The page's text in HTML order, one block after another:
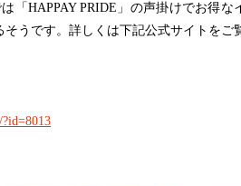
「HAPPAY PRIDE」の声掛けでお得な
うです。詳しくは下記公式サイトをご